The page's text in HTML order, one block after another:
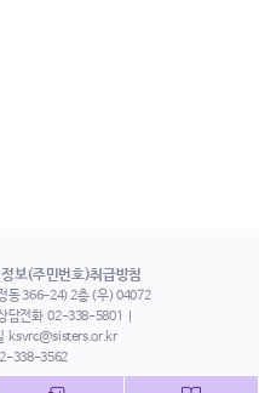
보(주민번호)취급방침
동 366-24) 2층 (우) 04072
담전화 02-338-5801
ksvrc@sisters.or.kr
338-3562